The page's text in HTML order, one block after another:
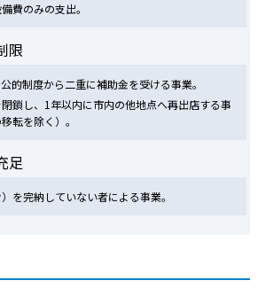
費のみの支出。
限
的制度から二重に補助金を受ける事業。
鎖し、1年以内に市内の他地点へ再出店する事
転を除く）。
足
を完納していない者による事業。